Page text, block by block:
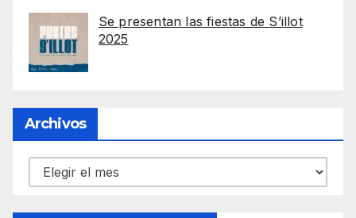
Se presentan las fiestas de S’illot
2025
Archivos
Archivos